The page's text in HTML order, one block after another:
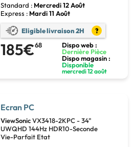
Standard : Mercredi 12 Août
Express : Mardi 11 Août
Eligible livraison 2H ?
185€68
Dispo web :
Dernière Pièce
Dispo magasin :
Disponible
mercredi 12 août
Ecran PC
ViewSonicVX3418-2KPC - 34"
UWQHD 144Hz HDR10-Seconde
Vie-Parfait Etat